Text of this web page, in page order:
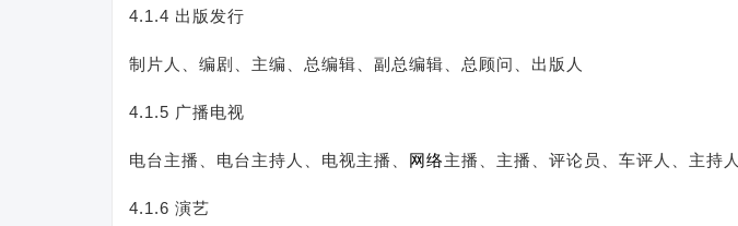
4.1.4 出版发行
制片人、编剧、主编、总编辑、副总编辑、总顾问、出版人
4.1.5 广播电视
电台主播、电台主持人、电视主播、 网络主播、主播、评论员、车评人、主持人
4.1.6 演艺